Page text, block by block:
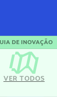
DE INOVAÇÃO
VER TODOS